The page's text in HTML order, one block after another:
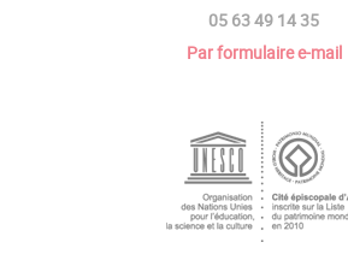
05 63 49 14 35
Par formulaire e-mail